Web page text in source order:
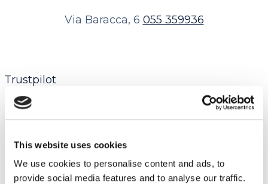
This website uses cookies
We use cookies to personalise content and ads, to
provide social media features and to analyse our traffic.
Via Baracca, 6 055 359936
Trustpilot
Contatta la sede
My English SchoolFirenze Gioberti